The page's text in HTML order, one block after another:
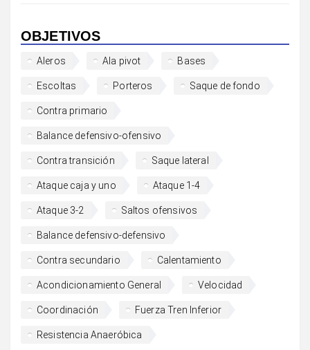
OBJETIVOS
Aleros Ala pivot Bases
Escoltas Porteros Saque de fondo
Contra primario
Balance defensivo-ofensivo
Contra transición Saque lateral
Ataque caja y uno Ataque 1-4
Ataque 3-2 Saltos ofensivos
Balance defensivo-defensivo
Contra secundario Calentamiento
Acondicionamiento General Velocidad
Coordinación Fuerza Tren Inferior
Resistencia Anaeróbica